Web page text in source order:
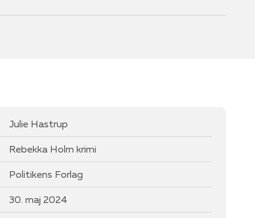
Julie Hastrup
Rebekka Holm krimi
Politikens Forlag
30. maj 2024